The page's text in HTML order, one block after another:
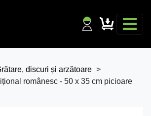
discuri și arzătoare >
românesc - 50 x 35 cm picioare